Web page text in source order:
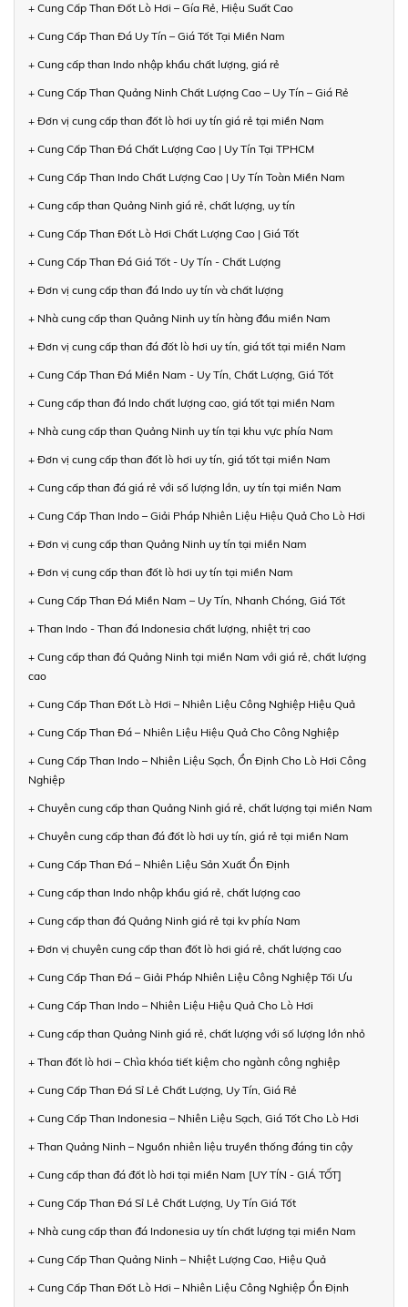
+ Cung Cấp Than Đốt Lò Hơi – Gía Rẻ, Hiệu Suất Cao
+ Cung Cấp Than Đá Uy Tín – Giá Tốt Tại Miền Nam
+ Cung cấp than Indo nhập khẩu chất lượng, giá rẻ
+ Cung Cấp Than Quảng Ninh Chất Lượng Cao – Uy Tín – Giá Rẻ
+ Đơn vị cung cấp than đốt lò hơi uy tín giá rẻ tại miền Nam
+ Cung Cấp Than Đá Chất Lượng Cao | Uy Tín Tại TPHCM
+ Cung Cấp Than Indo Chất Lượng Cao | Uy Tín Toàn Miền Nam
+ Cung cấp than Quảng Ninh giá rẻ, chất lượng, uy tín
+ Cung Cấp Than Đốt Lò Hơi Chất Lượng Cao | Giá Tốt
+ Cung Cấp Than Đá Giá Tốt - Uy Tín - Chất Lượng
+ Đơn vị cung cấp than đá Indo uy tín và chất lượng
+ Nhà cung cấp than Quảng Ninh uy tín hàng đầu miền Nam
+ Đơn vị cung cấp than đá đốt lò hơi uy tín, giá tốt tại miền Nam
+ Cung Cấp Than Đá Miền Nam - Uy Tín, Chất Lượng, Giá Tốt
+ Cung cấp than đá Indo chất lượng cao, giá tốt tại miền Nam
+ Nhà cung cấp than Quảng Ninh uy tín tại khu vực phía Nam
+ Đơn vị cung cấp than đốt lò hơi uy tín, giá tốt tại miền Nam
+ Cung cấp than đá giá rẻ với số lượng lớn, uy tín tại miền Nam
+ Cung Cấp Than Indo – Giải Pháp Nhiên Liệu Hiệu Quả Cho Lò Hơi
+ Đơn vị cung cấp than Quảng Ninh uy tín tại miền Nam
+ Đơn vị cung cấp than đốt lò hơi uy tín tại miền Nam
+ Cung Cấp Than Đá Miền Nam – Uy Tín, Nhanh Chóng, Giá Tốt
+ Than Indo - Than đá Indonesia chất lượng, nhiệt trị cao
+ Cung cấp than đá Quảng Ninh tại miền Nam với giá rẻ, chất lượng
cao
+ Cung Cấp Than Đốt Lò Hơi – Nhiên Liệu Công Nghiệp Hiệu Quả
+ Cung Cấp Than Đá – Nhiên Liệu Hiệu Quả Cho Công Nghiệp
+ Cung Cấp Than Indo – Nhiên Liệu Sạch, Ổn Định Cho Lò Hơi Công
Nghiệp
+ Chuyên cung cấp than Quảng Ninh giá rẻ, chất lượng tại miền Nam
+ Chuyên cung cấp than đá đốt lò hơi uy tín, giá rẻ tại miền Nam
+ Cung Cấp Than Đá – Nhiên Liệu Sản Xuất Ổn Định
+ Cung cấp than Indo nhập khẩu giá rẻ, chất lượng cao
+ Cung cấp than đá Quảng Ninh giá rẻ tại kv phía Nam
+ Đơn vị chuyên cung cấp than đốt lò hơi giá rẻ, chất lượng cao
+ Cung Cấp Than Đá – Giải Pháp Nhiên Liệu Công Nghiệp Tối Ưu
+ Cung Cấp Than Indo – Nhiên Liệu Hiệu Quả Cho Lò Hơi
+ Cung cấp than Quảng Ninh giá rẻ, chất lượng với số lượng lớn nhỏ
+ Than đốt lò hơi – Chìa khóa tiết kiệm cho ngành công nghiệp
+ Cung Cấp Than Đá Sỉ Lẻ Chất Lượng, Uy Tín, Giá Rẻ
+ Cung Cấp Than Indonesia – Nhiên Liệu Sạch, Giá Tốt Cho Lò Hơi
+ Than Quảng Ninh – Nguồn nhiên liệu truyền thống đáng tin cậy
+ Cung cấp than đá đốt lò hơi tại miền Nam [UY TÍN - GIÁ TỐT]
+ Cung Cấp Than Đá Sỉ Lẻ Chất Lượng, Uy Tín Giá Tốt
+ Nhà cung cấp than đá Indonesia uy tín chất lượng tại miền Nam
+ Cung Cấp Than Quảng Ninh – Nhiệt Lượng Cao, Hiệu Quả
+ Cung Cấp Than Đốt Lò Hơi – Nhiên Liệu Công Nghiệp Ổn Định